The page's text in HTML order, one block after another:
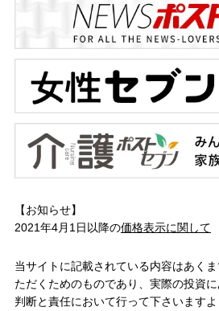
【お知らせ】
2021年4月1日以降の価格表示に関して
当サイトに記載されている内容はあく
ただくためのものであり、実際の投資
判断と責任において行って下さいます